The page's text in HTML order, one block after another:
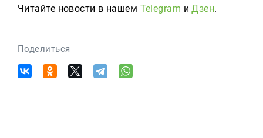
Читайте новости в нашем Telegram иДзен.
Поделиться